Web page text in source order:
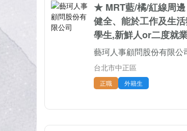
★ MRT藍/橘/紅線周
健全、能於工作及生
學生,新鮮人or二度就
藝珂人事顧問股份有限公
台北市中正區
正職 外籍生